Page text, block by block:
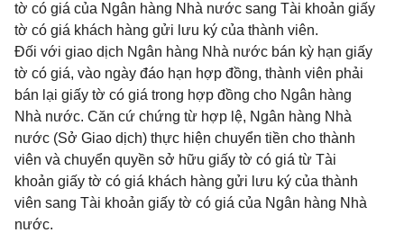
tờ có giá của Ngân hàng Nhà nước sang Tài khoản giấy
tờ có giá khách hàng gửi lưu ký của thành viên.
Đối với giao dịch Ngân hàng Nhà nước bán kỳ hạn giấy
tờ có giá, vào ngày đáo hạn hợp đồng, thành viên phải
bán lại giấy tờ có giá trong hợp đồng cho Ngân hàng
Nhà nước. Căn cứ chứng từ hợp lệ, Ngân hàng Nhà
nước (Sở Giao dịch) thực hiện chuyển tiền cho thành
viên và chuyển quyền sở hữu giấy tờ có giá từ Tài
khoản giấy tờ có giá khách hàng gửi lưu ký của thành
viên sang Tài khoản giấy tờ có giá của Ngân hàng Nhà
nước.